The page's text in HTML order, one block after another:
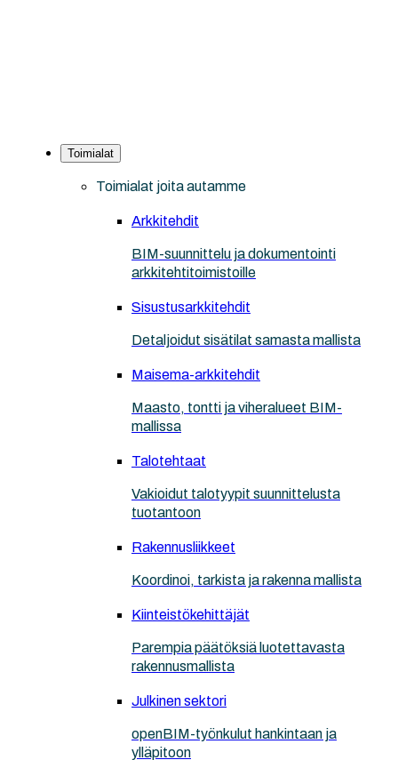
Toimialat
Toimialat joita autamme
Arkkitehdit
BIM-suunnittelu ja dokumentointi
arkkitehtitoimistoille
Sisustusarkkitehdit
Detaljoidut sisätilat samasta mallista
Maisema-arkkitehdit
Maasto, tontti ja viheralueet BIM-
mallissa
Talotehtaat
Vakioidut talotyypit suunnittelusta
tuotantoon
Rakennusliikkeet
Koordinoi, tarkista ja rakenna mallista
Kiinteistökehittäjät
Parempia päätöksiä luotettavasta
rakennusmallista
Julkinen sektori
openBIM-työnkulut hankintaan ja
ylläpitoon